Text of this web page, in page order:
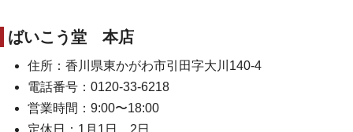
ばいこう堂 本店
住所：香川県東かがわ市引田字大川140-4
電話番号：0120-33-6218
営業時間：9:00〜18:00
定休日：1月1日、2日